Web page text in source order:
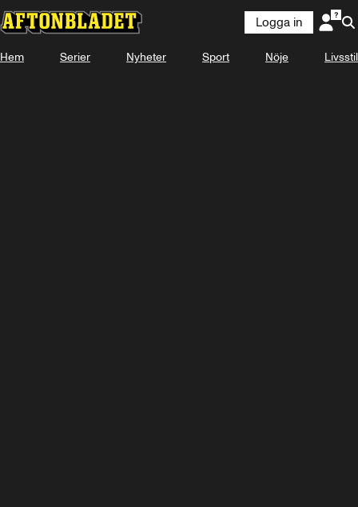
Logga in
Hem Serier Nyheter Sport Nöje Livsstil